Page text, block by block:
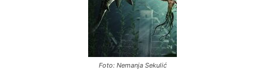
Foto: Nemanja Sekulić